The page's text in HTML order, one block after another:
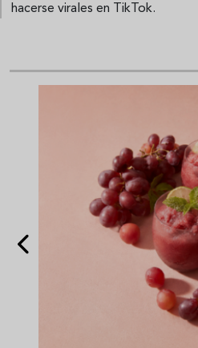
hacerse virales en TikTok.